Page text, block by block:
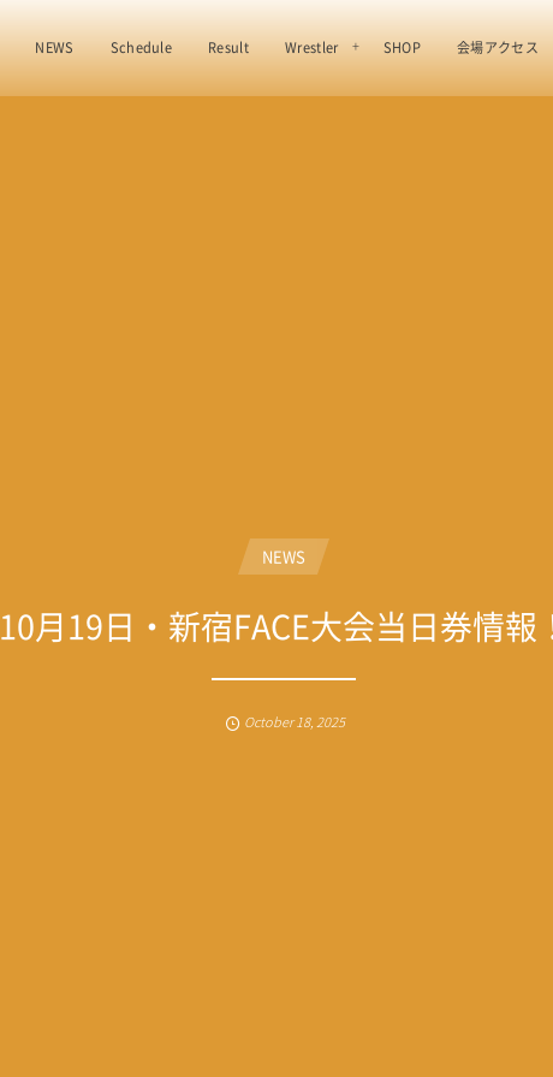
NEWS Schedule Result Wrestler SHOP 会場アクセス
NEWS
10月19日・新宿FACE大会当日券情報
October18,2025